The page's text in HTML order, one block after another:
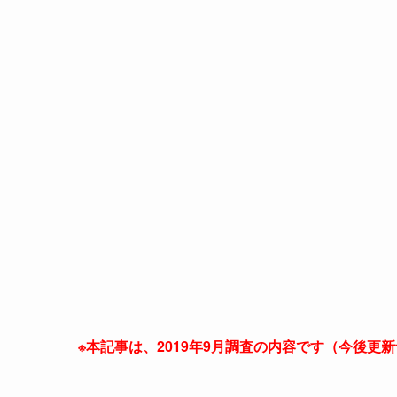
※本記事は、2019年9月調査の内容です（今後更新